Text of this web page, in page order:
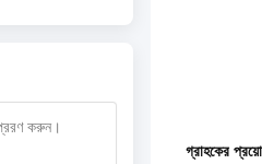
গ্রাহকের